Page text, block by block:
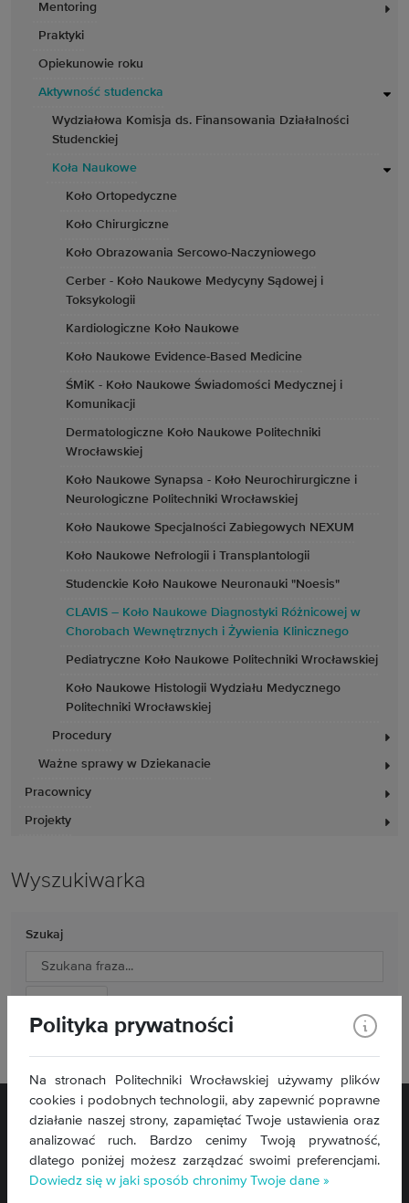
Mentoring
Praktyki
Opiekunowie roku
Aktywność studencka
Wydziałowa Komisja ds. Finansowania Działalności
Studenckiej
Koła Naukowe
Koło Ortopedyczne
Koło Chirurgiczne
Koło Obrazowania Sercowo-Naczyniowego
Cerber - Koło Naukowe Medycyny Sądowej i
Toksykologii
Kardiologiczne Koło Naukowe
Koło Naukowe Evidence-Based Medicine
ŚMiK - Koło Naukowe Świadomości Medycznej i
Komunikacji
Dermatologiczne Koło Naukowe Politechniki
Wrocławskiej
Koło Naukowe Synapsa - Koło Neurochirurgiczne i
Neurologiczne Politechniki Wrocławskiej
Koło Naukowe Specjalności Zabiegowych NEXUM
Koło Naukowe Nefrologii i Transplantologii
Studenckie Koło Naukowe Neuronauki "Noesis"
CLAVIS – Koło Naukowe Diagnostyki Różnicowej w
Chorobach Wewnętrznych i Żywienia Klinicznego
Pediatryczne Koło Naukowe Politechniki Wrocławskiej
Koło Naukowe Histologii Wydziału Medycznego
Politechniki Wrocławskiej
Procedury
Ważne sprawy w Dziekanacie
Pracownicy
Projekty
Wyszukiwarka
Szukaj
Wyszukiwanie zaawansowane
Polityka prywatności
Na stronach Politechniki Wrocławskiej używamy plików
cookies i podobnych technologii, aby zapewnić poprawne
działanie naszej strony, zapamiętać Twoje ustawienia oraz
analizować ruch. Bardzo cenimy Twoją prywatność,
dlatego poniżej możesz zarządzać swoimi preferencjami.
Dowiedz się w jaki sposób chronimy Twoje dane »